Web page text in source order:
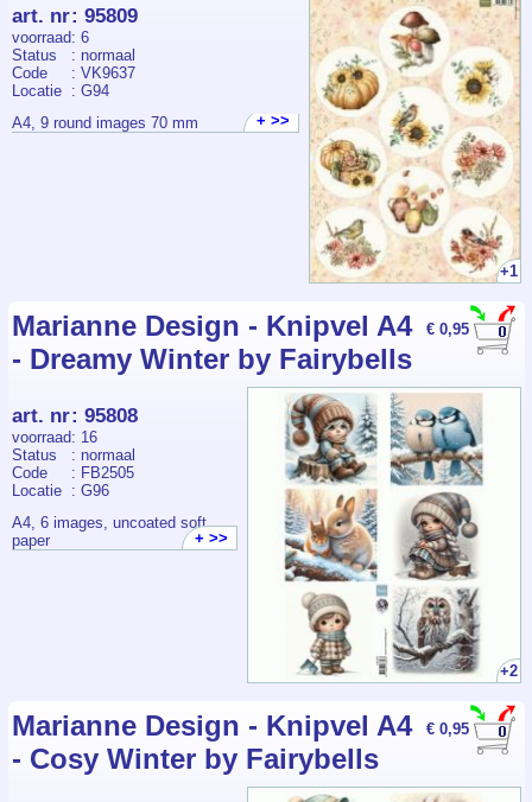
+1
art. nr: 95809
voorraad: 6
Status
: normaal
Code
: VK9637
Locatie : G94
A4, 9 round images 70 mm
+ >>
€ 0,95
Marianne Design - Knipvel A4
- Dreamy Winter by Fairybells
+2
art. nr: 95808
voorraad: 16
Status
: normaal
Code
: FB2505
Locatie : G96
A4, 6 images, uncoated soft
paper
+ >>
€ 0,95
Marianne Design - Knipvel A4
- Cosy Winter by Fairybells